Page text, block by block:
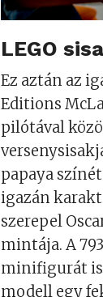
LEGO
Ez aztán az
Editions
pilótával
papaya
igazán
szerepel
mintája. A
minifigurát is
modell egy